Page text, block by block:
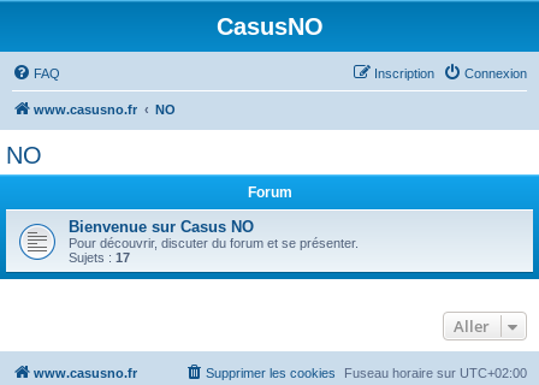
CasusNO
FAQ Connexion
Inscription
www.casusno.fr NO
NO
Forum
Bienvenue sur Casus NO
Pour découvrir, discuter du forum et se présenter.
Sujets : 17
Aller
www.casusno.fr Fuseau horaire sur UTC+02:00
Supprimer les cookies